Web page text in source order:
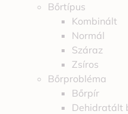
Bőrtípus
Kombinált
Normál
Száraz
Zsíros
Bőrprobléma
Bőrpír
Dehidratált